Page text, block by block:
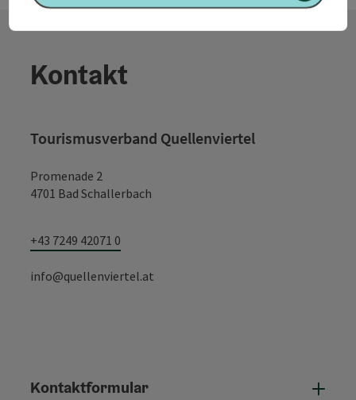
Kontakt
Tourismusverband Quellenviertel
Promenade 2
4701 Bad Schallerbach
+43 7249 42071 0
info@quellenviertel.at
Kontaktformular